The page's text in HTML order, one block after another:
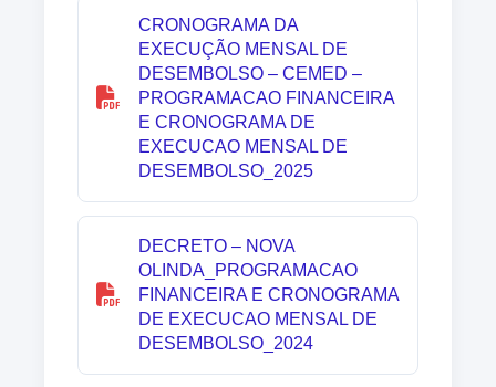
CRONOGRAMA DA
EXECUÇÃO MENSAL DE
DESEMBOLSO – CEMED –
PROGRAMACAO FINANCEIRA
E CRONOGRAMA DE
EXECUCAO MENSAL DE
DESEMBOLSO_2025
DECRETO – NOVA
OLINDA_PROGRAMACAO
FINANCEIRA E CRONOGRAMA
DE EXECUCAO MENSAL DE
DESEMBOLSO_2024